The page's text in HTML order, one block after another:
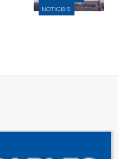
NOTICIAS